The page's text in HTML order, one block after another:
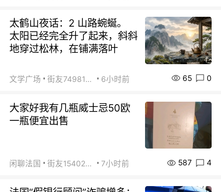
太鹤山夜话：2 山路蜿蜒。
太阳已经完全升了起来，斜斜
地穿过松林，在铺满落叶
文学广场 街友74981146 6小时前 65 0
大家好我有几瓶威士忌50欧
一瓶便宜出售
闲聊法国 街友15402223 7小时前 587 4